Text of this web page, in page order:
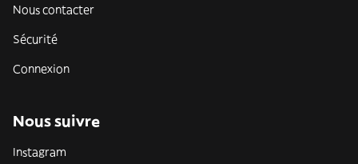
Nous contacter
Sécurité
Connexion
Nous suivre
Instagram